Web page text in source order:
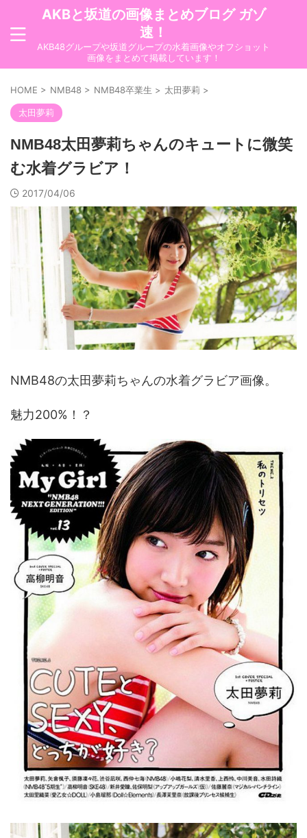
AKBと坂道の画像まとめブログ ガゾ
速！
AKB48グループや坂道グループの水着画像やオフショット
画像をまとめて掲載しています！
HOME > NMB48 > NMB48卒業生 > 太田夢莉 >
太田夢莉
NMB48太田夢莉ちゃんのキュートに微笑
む水着グラビア！
2017/04/06
NMB48の太田夢莉ちゃんの水着グラビア画像。
魅力200%！？